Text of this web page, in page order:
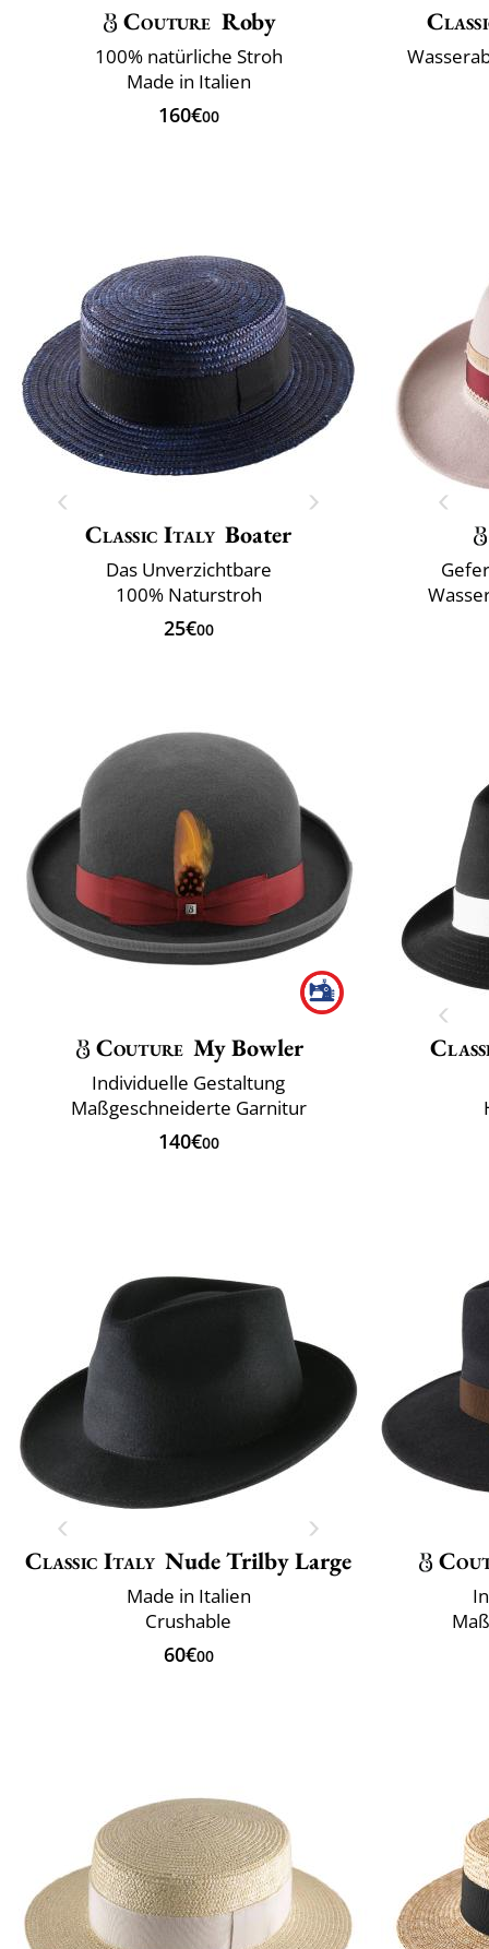
Couture Roby
100% natürliche Stroh
Made in Italien
160€00
Classic Italy Boater
Das Unverzichtbare
100% Naturstroh
25€00
Couture My Bowler
Individuelle Gestaltung
Maßgeschneiderte Garnitur
140€00
Classic Italy Nude Trilby Large
Made in Italien
Crushable
60€00